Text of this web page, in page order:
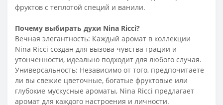
фруктов с теплотой специй и ванили.
Почему выбирать духи Nina Ricci?
Вечная элегантность: Каждый аромат в коллекции
Nina Ricci создан для вызова чувства грации и
утонченности, идеально подходит для любого случая.
Универсальность: Независимо от того, предпочитаете
ли вы свежие цветочные, богатые фруктовые или
глубокие мускусные ароматы, Nina Ricci предлагает
аромат для каждого настроения и личности.